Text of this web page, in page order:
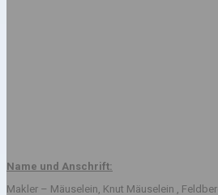
Name und Anschrift:
Makler – Mäuselein, Knut Mäuselein ,